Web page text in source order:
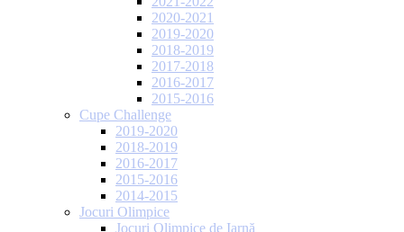
2020-2021
2019-2020
2018-2019
2017-2018
2016-2017
2015-2016
Cupe Challenge
2019-2020
2018-2019
2016-2017
2015-2016
2014-2015
Jocuri Olimpice
Jocuri Olimpice de Iarnă